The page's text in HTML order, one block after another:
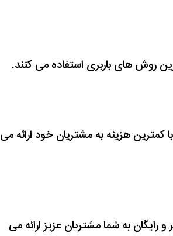
روش های باربری استفاده می کنند.
را با کمترین هزینه به مشتریان خود ارائه می
و رایگان به شما مشتریان عزیز ارائه می